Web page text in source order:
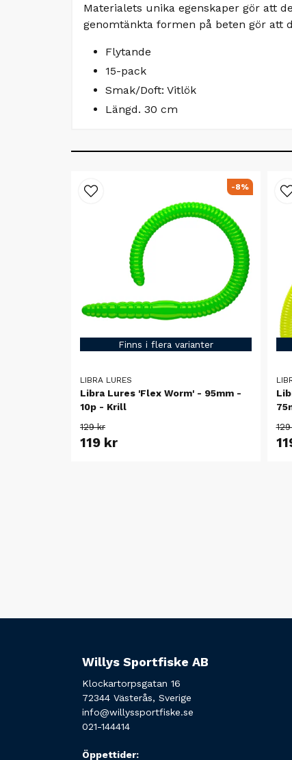
Materialets unika egenskaper gör att
genomtänkta formen på beten gör att
Flytande
15-pack
Smak/Doft: Vitlök
Längd. 30 cm
Finns i flera varianter
LIBRA LURES
Libra Lures 'Flex Worm' - 95mm -
10p - Krill
129 kr
119 kr
-8%
Willys Sportfiske AB
Klockartorpsgatan 16
72344 Västerås, Sverige
info@willyssportfiske.se
021-144414
Öppettider: